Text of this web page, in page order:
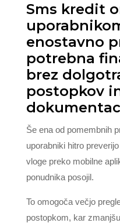
Sms kredit
enostavno
potrebna
brez
postopkov
Še ena od pomembnih
uporabniki hitro
vloge preko mobilne
ponudnika posojil.
To omogoča večjo
postopkom, kar